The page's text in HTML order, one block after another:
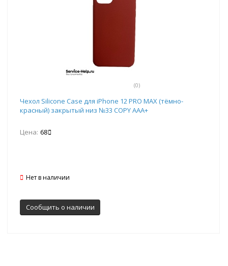
(0)
Чехол Silicone Case для iPhone 12 PRO MAX (тёмно-
красный) закрытый низ №33 COPY AAA+
Цена: 68
Нет в наличии
Сообщить о наличии